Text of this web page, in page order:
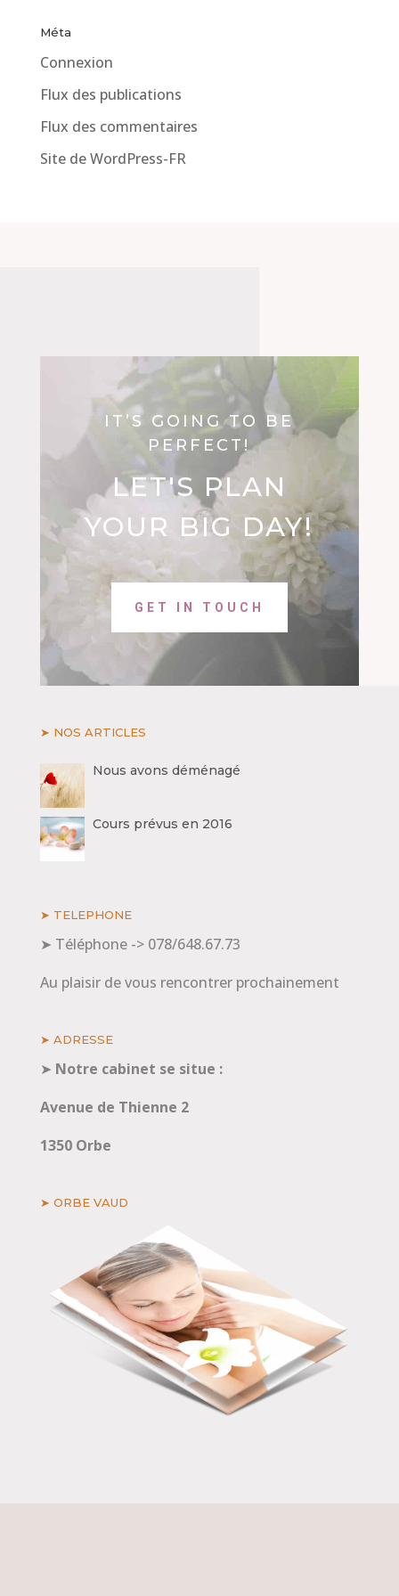
Méta
Connexion
Flux des publications
Flux des commentaires
Site de WordPress-FR
IT’S GOING TO BE
PERFECT!
LET'S PLAN
YOUR BIG DAY!
GET IN TOUCH
➤ NOS ARTICLES
Nous avons déménagé
Cours prévus en 2016
➤ TELEPHONE
➤ Téléphone -> 078/648.67.73
Au plaisir de vous rencontrer prochainement
➤ ADRESSE
➤ Notre cabinet se situe :
Avenue de Thienne 2
1350 Orbe
➤ ORBE VAUD